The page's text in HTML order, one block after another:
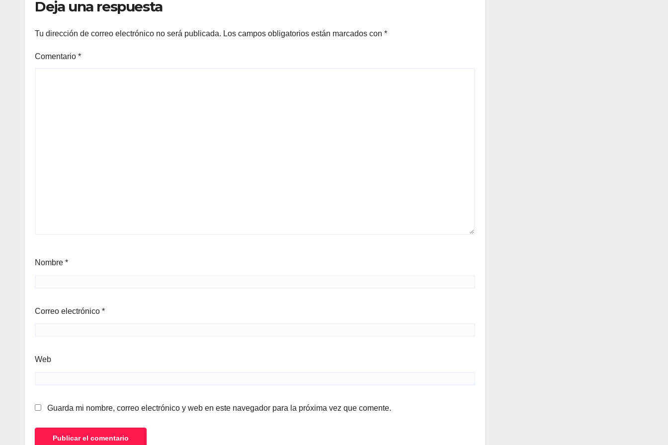
Deja una respuesta
Tu dirección de correo electrónico no será publicada. Los campos obligatorios están marcados con *
Comentario *
Nombre *
Correo electrónico *
Web
Guarda mi nombre, correo electrónico y web en este navegador para la próxima vez que comente.